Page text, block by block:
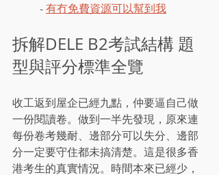
  -
有冇免費資源可以幫到我
拆解DELE B2考試結構 題
型與評分標準全覽
收工返到屋企已經九點，仲要逼自己做
一份閱讀卷。做到一半先發現，原來連
每份卷考幾耐、邊部分可以失分、邊部
分一定要守住都未搞清楚。這是很多香
港考生的真實情況。時間本來已經少，